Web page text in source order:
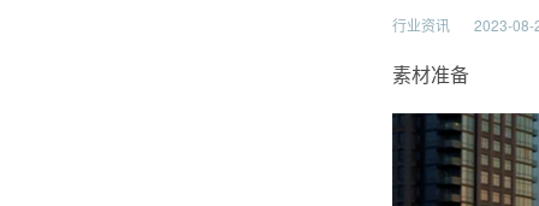
行业资讯 2023-08-
素材准备